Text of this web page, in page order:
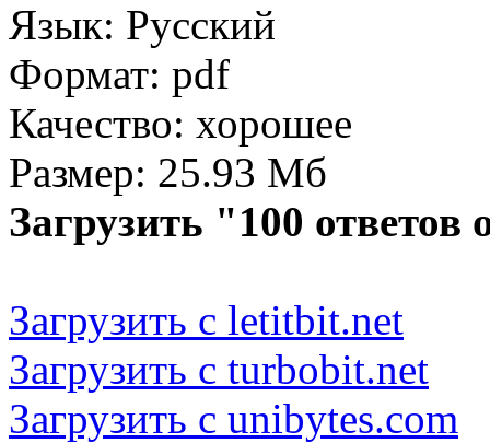
Язык: Русский
Формат: pdf
Качество: хорошее
Размер: 25.93 Мб
Загрузить "100
Загрузить с letitbit.net
Загрузить с turbobit.net
Загрузить с unibytes.com